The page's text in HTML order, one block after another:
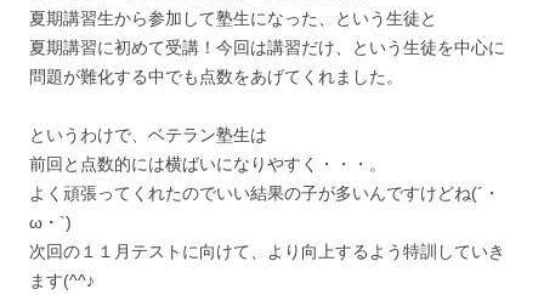
夏期講習生から参加して塾生になった、という生徒と
夏期講習に初めて受講！今回は講習だけ、という生徒を中心に
問題が難化する中でも点数をあげてくれました。
というわけで、ベテラン塾生は
前回と点数的には横ばいになりやすく・・・。
よく頑張ってくれたのでいい結果の子が多いんですけどね(´・
ω・`)
次回の１１月テストに向けて、より向上するよう特訓していき
ます(^^♪